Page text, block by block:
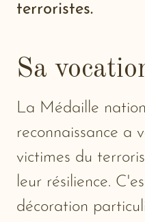
terroristes.
Sa
La Médaille
reconnaissance a
victimes du
leur résilience.
décoration